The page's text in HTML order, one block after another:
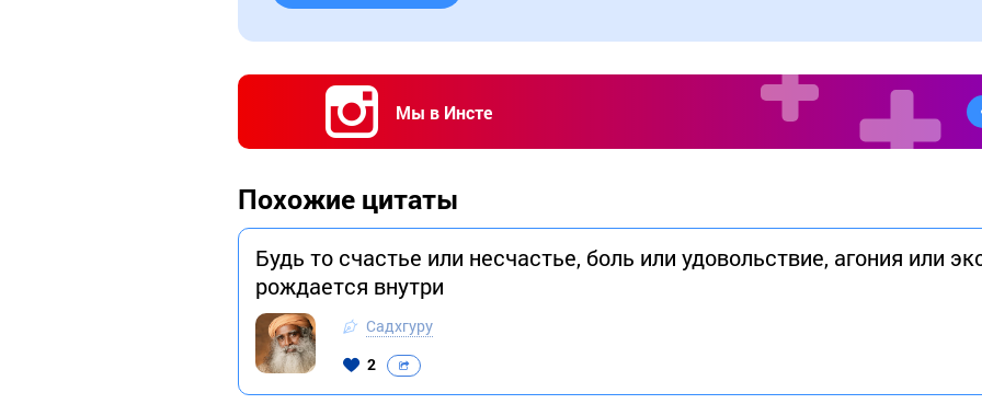
Мы в Инсте
Похожие цитаты
Будь то счастье или несчастье, боль или удовольствие, агония или
рождается внутри
Садхгуру
2